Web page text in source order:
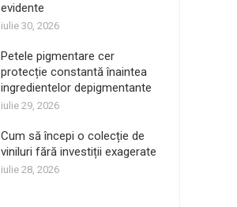
evidente
iulie 30, 2026
Petele pigmentare cer
protecție constantă înaintea
ingredientelor depigmentante
iulie 29, 2026
Cum să începi o colecție de
viniluri fără investiții exagerate
iulie 28, 2026